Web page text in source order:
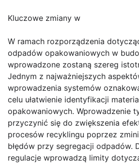
Kluczowe zmiany w
W ramach rozporządzenia
odpadów opakowaniowych w
wprowadzone zostaną szereg
Jednym z najważniejszych
wprowadzenia systemów
celu ułatwienie identyfikacji
opakowaniowych. Wprowadzenie
przyczynić się do zwiększenia
procesów recyklingu poprzez
błędów przy segregacji odpadów.
regulacje wprowadzą limity